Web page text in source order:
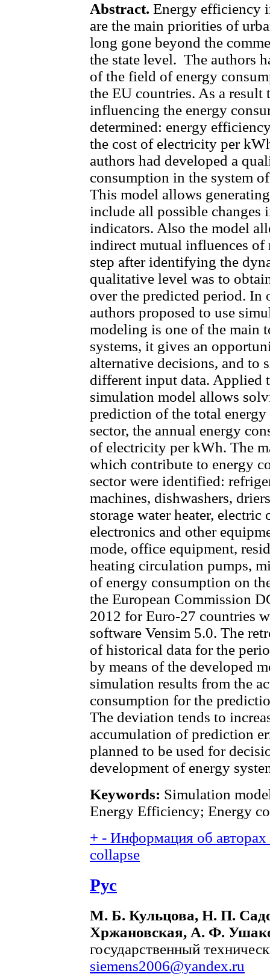
Abstract. Energy efficiency
are the main priorities of
long gone beyond the
the state level. The authors
of the field of energy
the EU countries. As a
influencing the energy
determined: energy
the cost of electricity per
authors had developed a
consumption in the system
This model allows
include all possible changes
indicators. Also the model
indirect mutual influences of
step after identifying the
qualitative level was to
over the predicted period. In
authors proposed to use
modeling is one of the main
systems, it gives an
alternative decisions, and to
different input data. Applied
simulation model allows
prediction of the total
sector, the annual energy
of electricity per kWh. The
which contribute to energy
sector were identified:
machines, dishwashers,
storage water heater,
electronics and other
mode, office equipment,
heating circulation pumps,
of energy consumption on
the European Commission
2012 for Euro-27 countries
software Vensim 5.0. The
of historical data for the
by means of the developed
simulation results from the
consumption for the
The deviation tends to
accumulation of prediction
planned to be used for
development of energy
Keywords: Simulation
Energy Efficiency; Energy
+ - Информация об
collapse
Рус
М. Б. Кульцова, Н. П.
Хржановская, А. Ф.
государственный
siemens2006@yandex.ru